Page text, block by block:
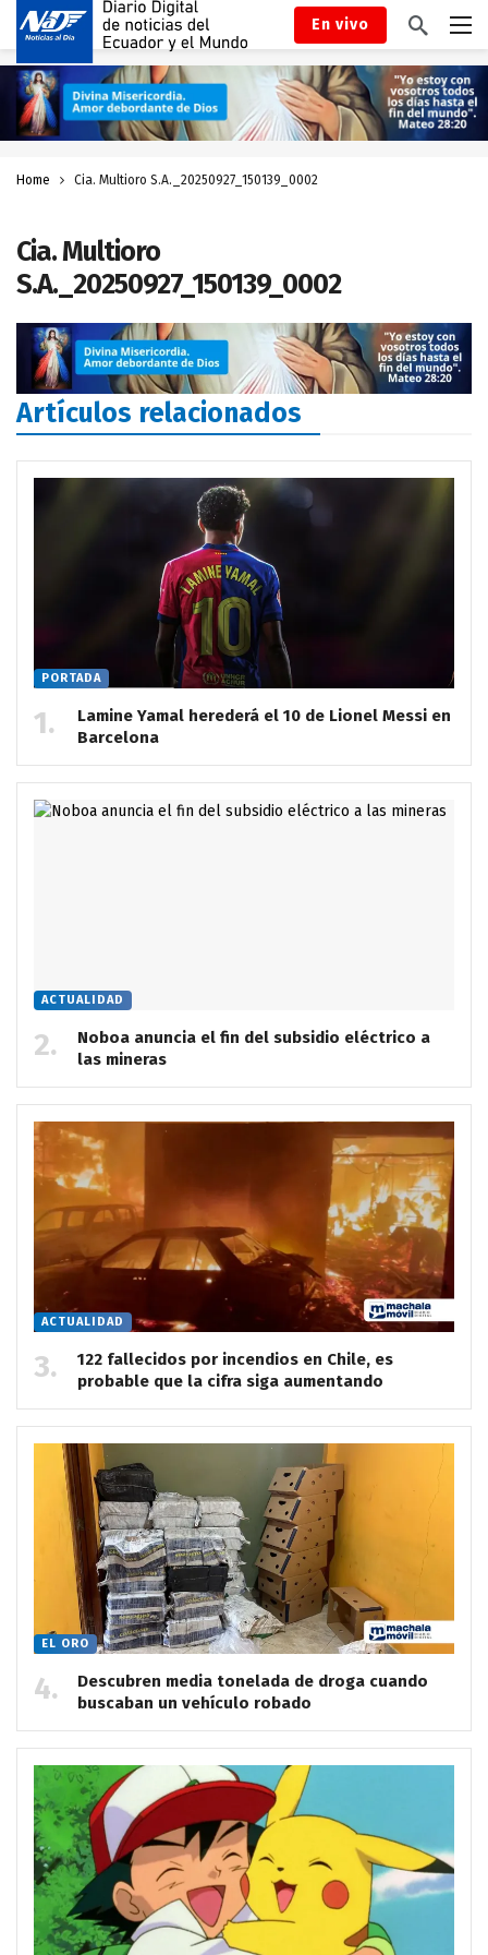
En vivo
Home Cia. Multioro S.A._20250927_150139_0002
Cia. Multioro
S.A._20250927_150139_0002
Artículos relacionados
PORTADA
Lamine Yamal herederá el 10 de Lionel Messi en
Barcelona
ACTUALIDAD
Noboa anuncia el fin del subsidio eléctrico a
las mineras
ACTUALIDAD
122 fallecidos por incendios en Chile, es
probable que la cifra siga aumentando
EL ORO
Descubren media tonelada de droga cuando
buscaban un vehículo robado